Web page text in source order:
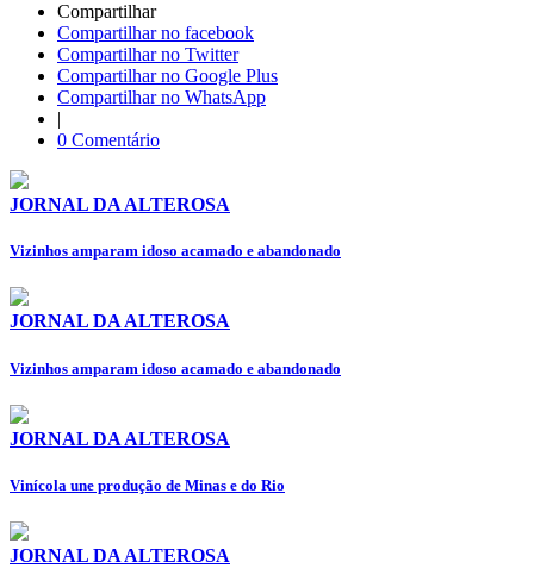
Compartilhar
Compartilhar no facebook
Compartilhar no Twitter
Compartilhar no Google Plus
Compartilhar no WhatsApp
|
0 Comentário
JORNAL DA ALTEROSA
Vizinhos amparam idoso acamado e abandonado
JORNAL DA ALTEROSA
Vizinhos amparam idoso acamado e abandonado
JORNAL DA ALTEROSA
Vinícola une produção de Minas e do Rio
JORNAL DA ALTEROSA